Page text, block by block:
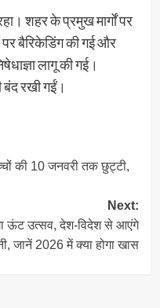
शहर के प्रमुख मार्गों पर
बैरिकेडिंग की गई और
लागू की गई।
बंद रखी गईं।
की 10 जनवरी तक छुट्टी,
Next:
ऊंट उत्सव, देश-विदेश से आएंगे
जानें 2026 में क्या होगा खास